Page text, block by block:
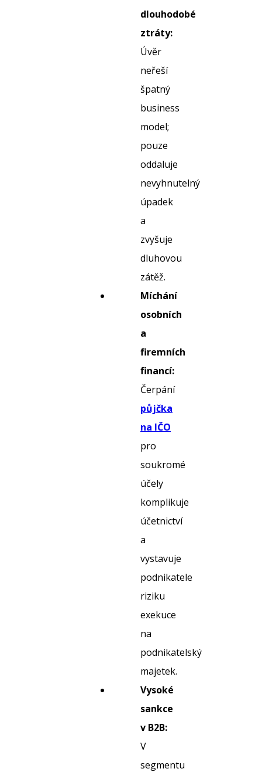
dlouhodobé
ztráty:
Úvěr
neřeší
špatný
business
model;
pouze
oddaluje
nevyhnutelný
úpadek
a
zvyšuje
dluhovou
zátěž.
Míchání
osobních
a
firemních
financí:
Čerpání
půjčka
na IČO
pro
soukromé
účely
komplikuje
účetnictví
a
vystavuje
podnikatele
riziku
exekuce
na
podnikatelský
majetek.
Vysoké
sankce
v B2B:
V
segmentu